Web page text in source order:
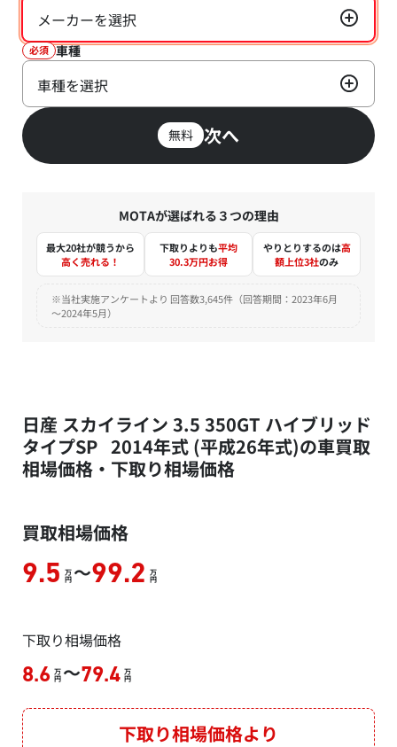
メーカーを選択
必須 車種
車種を選択
無料 次へ
MOTAが選ばれる３つの理由
最大20社が競うから
高く売れる！
下取りよりも平均
30.3万円お得
やりとりするのは高
額上位3社のみ
※当社実施アンケートより 回答数3,645件（回答期間：2023年6月
～2024年5月）
日産 スカイライン 3.5 350GT ハイブリッド
タイプSP 2014年式 (平成26年式)の車買取
相場価格・下取り相場価格
買取相場価格
9.5 万
円 ～99.2 万
円
下取り相場価格
8.6 万
円 ～79.4 万
円
下取り相場価格より